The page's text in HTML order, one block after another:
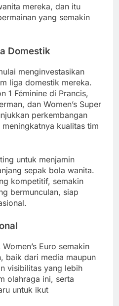
mereka, dan itu
yang semakin
Domestik
menginvestasikan
liga domestik mereka.
1 Féminine di Prancis,
dan Women’s Super
perkembangan
kualitas tim
untuk menjamin
sepak bola wanita.
kompetitif, semakin
bermunculan, siap
Euro semakin
baik dari media maupun
visibilitas yang lebih
olahraga ini, serta
untuk ikut